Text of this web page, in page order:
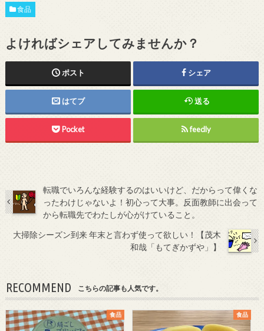
食品
よければシェアしてみませんか？
ポスト シェア
はてブ 送る
Pocket feedly
転職でいろんな経験するのはいいけど、だからって偉くな
ったわけじゃないよ！初心って大事。反面教師に出会って
から転職先でわたしが心がけていること。
大掃除シーズン到来 年末と言わず使って欲しい！【茂木
和哉「もてぎかずや」】
RECOMMEND こちらの記事も人気です。
食品 食品